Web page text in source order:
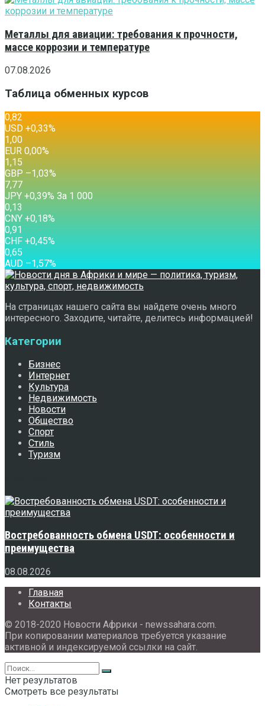
Металлы для авиации: требования к прочности,
массе коррозии и температуре
07.08.2026
Таблица обменных курсов
0,82
USD +0,33%
1,00
EUR 0,00%
1,15
GBP –1,03%
7,77
JPY +0,39% За 1 000
0,13
CNY +0,18%
0,91
CHF +0,45%
0,65
AUD –1,57%
На страницах нашего сайта вы найдете очень много
интересного. Заходите, читайте, делитесь информацией!
Категории
Бизнес
Интернет
Культура
Недвижимость
Новости
Общество
Спорт
Стиль
Туризм
Востребованность обмена USDT: особенности и
преимущества
08.08.2026
Главная
Контакты
© 2018-2020 Новости Африки - newssahara.com.
При копировании материалов требуется указание
активной и индексируемой ссылки на сайт.
Нет результатов
Смотреть все результаты